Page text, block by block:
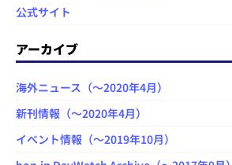
公式サイト
アーカイブ
海外ニュース（～2020年4月）
新刊情報（～2020年4月）
イベント情報（～2019年10月）